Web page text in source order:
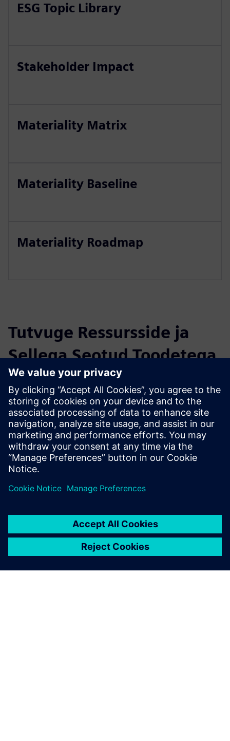
ESG Topic Library
Stakeholder Impact
Materiality Matrix
Materiality Baseline
Materiality Roadmap
Tutvuge Ressursside ja
Sellega Seotud Toodetega
Täiendav Teave ja Ressursid
Materiality Assessment
Eeltingimused